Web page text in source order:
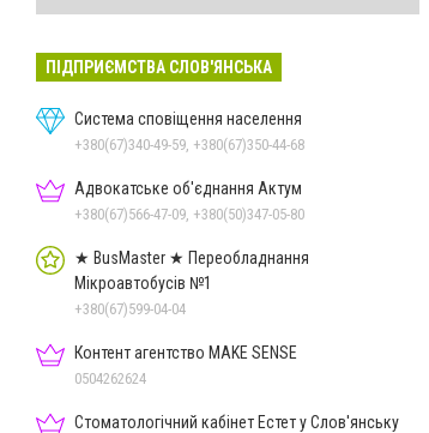
ПІДПРИЄМСТВА СЛОВ'ЯНСЬКА
Система сповіщення населення
+380(67)340-49-59, +380(67)350-44-68
Адвокатське об'єднання Актум
+380(67)566-47-09, +380(50)347-05-80
★ BusMaster ★ Переобладнання
Мікроавтобусів №1
+380(67)599-04-04
Контент агентство MAKE SENSE
0504262624
Стоматологічний кабінет Естет у Слов'янську